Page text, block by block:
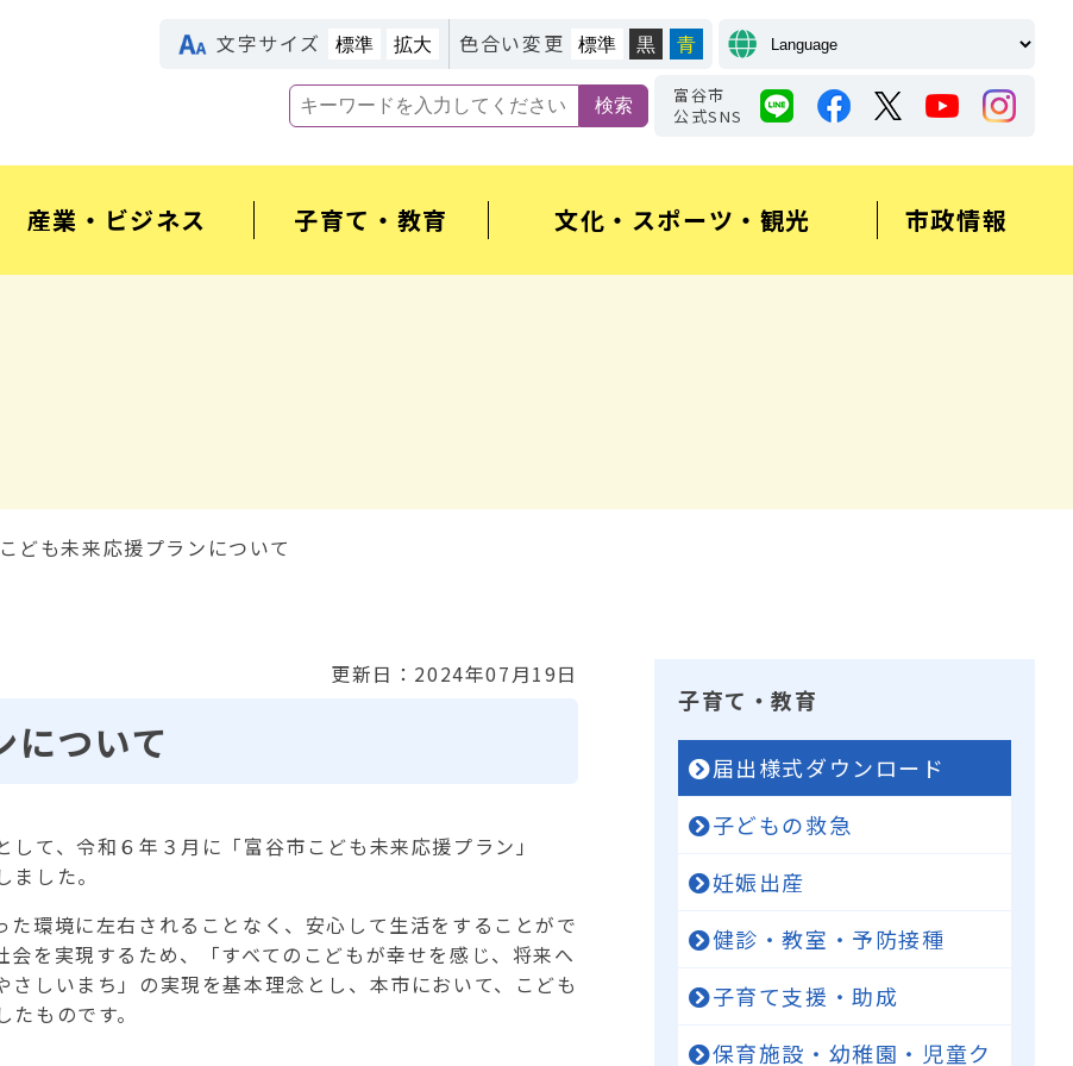
文字サイズ 標準 拡大 色合い変更 標準 黒 青
富谷市
公式SNS
産業・ビジネス 子育て・教育 文化・スポーツ・観光 市政情報
ども未来応援プランについて
更新日：2024年07月19日
について
て、令和６年３月に「富谷市こども未来応援プラン」
した。
環境に左右されることなく、安心して生活をすることがで
を実現するため、「すべてのこどもが幸せを感じ、将来へ
しいまち」の実現を基本理念とし、本市において、こども
ものです。
子育て・教育
届出様式ダウンロード
子どもの救急
妊娠出産
健診・教室・予防接種
子育て支援・助成
保育施設・幼稚園・児童ク